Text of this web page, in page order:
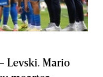
Levski. Mario